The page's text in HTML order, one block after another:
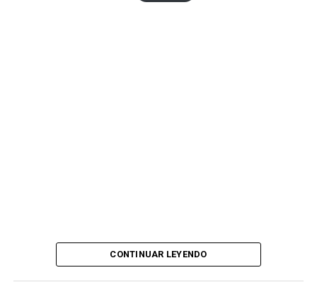
CONTINUAR LEYENDO